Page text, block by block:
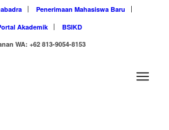
Penerimaan Mahasiswa Baru
Akademik
BSIKD
WA: +62 813-9054-8153